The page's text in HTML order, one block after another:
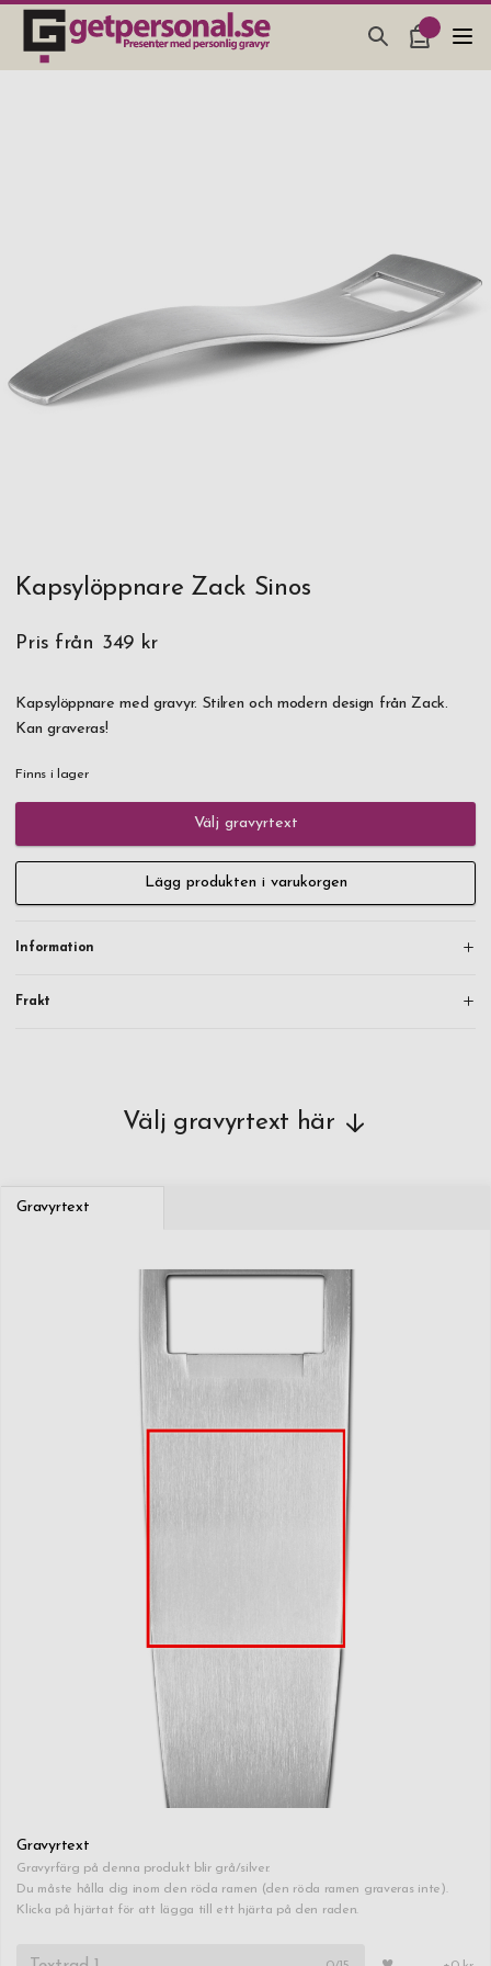
Kapsylöppnare Zack Sinos
Pris från 349 kr
Kapsylöppnare med gravyr. Stilren och modern design från Zack.
Kan graveras!
Finns i lager
Välj gravyrtext
Lägg produkten i varukorgen
Information
Frakt
Välj gravyrtext här
Gravyrtext
Gravyrtext
Gravyrfärg på denna produkt blir grå/silver.
Du måste hålla dig inom den röda ramen (den röda ramen graveras inte).
Klicka på hjärtat för att lägga till ett hjärta på den raden.